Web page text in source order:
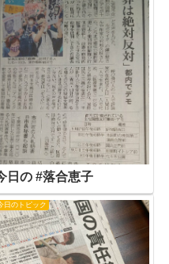
日の #落合恵子
日のトピック